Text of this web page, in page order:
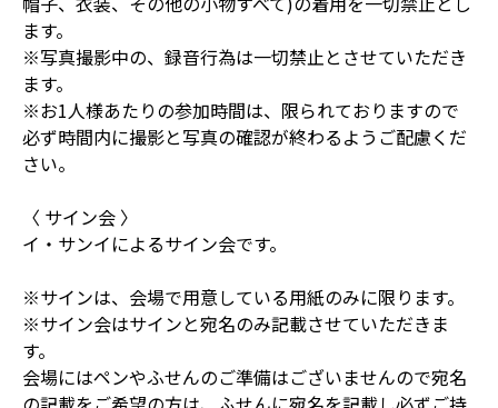
ます。
※写真撮影中の、録音行為は一切禁止とさせていただき
ます。
※お1人様あたりの参加時間は、限られておりますので
必ず時間内に撮影と写真の確認が終わるようご配慮くだ
さい。
〈 サイン会 〉
イ・サンイによるサイン会です。
※サインは、会場で用意している用紙のみに限ります。
※サイン会はサインと宛名のみ記載させていただきま
す。
会場にはペンやふせんのご準備はございませんので宛名